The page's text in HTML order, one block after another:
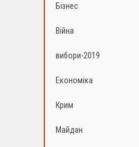
Бізнес
Війна
вибори-2019
Економіка
Крим
Майдан